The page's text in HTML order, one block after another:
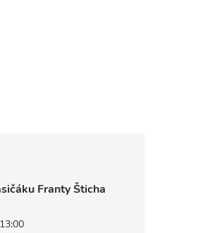
Franty Šticha